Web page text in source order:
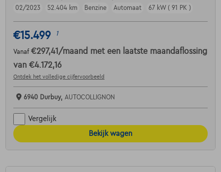
02/2023
52.404 km Benzine Automaat 67 kW ( 91 PK )
€15.499 1
Vanaf €297,41 /maand met een laatste maandaflossing
van €4.172,16
Ontdek het volledige cijfervoorbeeld
6940 Durbuy, AUTOCOLLIGNON
Vergelijk
Bekijk wagen